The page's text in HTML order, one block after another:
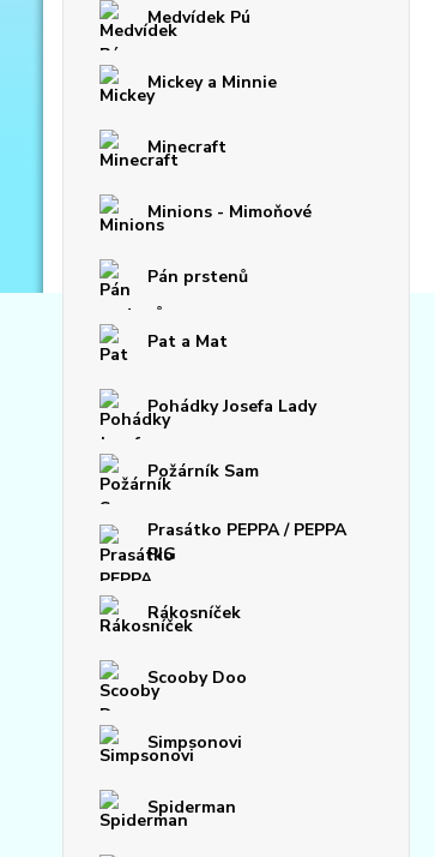
Medvídek Pú
Mickey a Minnie
Minecraft
Minions - Mimoňové
Pán prstenů
Pat a Mat
Pohádky Josefa Lady
Požárník Sam
Prasátko PEPPA / PEPPA
PIG
Rákosníček
Scooby Doo
Simpsonovi
Spiderman